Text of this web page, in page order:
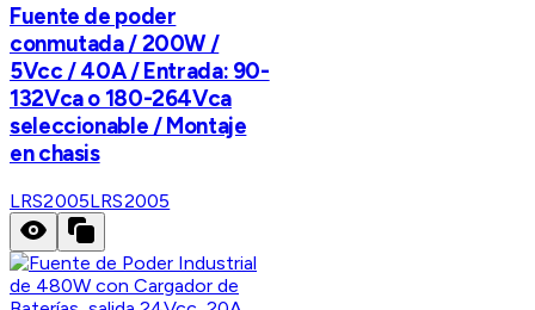
Fuente de poder
conmutada / 200W /
5Vcc / 40A / Entrada: 90-
132Vca o 180-264Vca
seleccionable / Montaje
en chasis
LRS2005LRS2005